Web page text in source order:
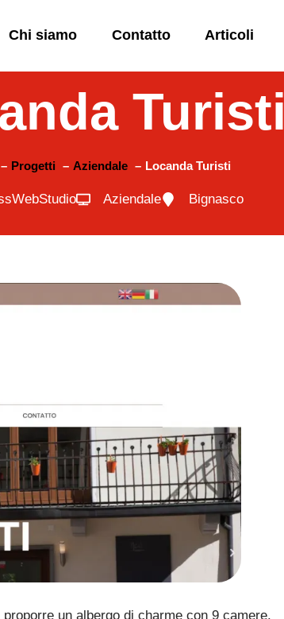
Chi siamo Contatto Articoli
Turisti
Progetti Aziendale Locanda Turisti
Aziendale Bignasco
un albergo di charme con 9 camere,